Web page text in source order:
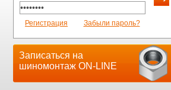
Регистрация Забыли пароль?
Записаться на
шиномонтаж ON-LINE